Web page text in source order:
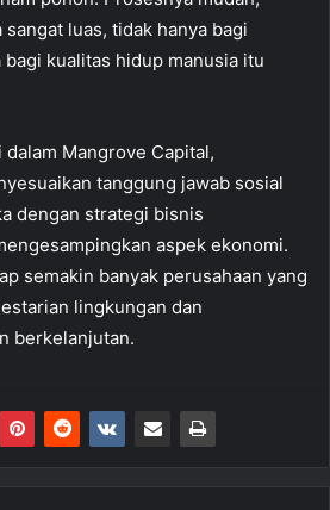
luas, tidak hanya bagi
kualitas hidup manusia itu
Mangrove Capital,
tanggung jawab sosial
dengan strategi bisnis
aspek ekonomi.
semakin banyak perusahaan yang
lingkungan dan
berkelanjutan.